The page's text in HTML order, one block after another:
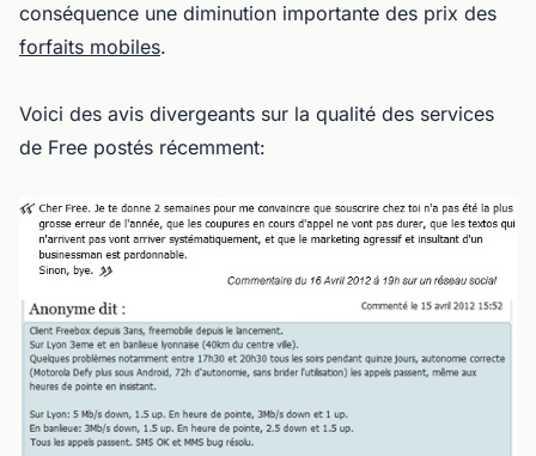
conséquence une diminution importante des prix des
forfaits mobiles.
Voici des avis divergeants sur la qualité des services
de Free postés récemment: